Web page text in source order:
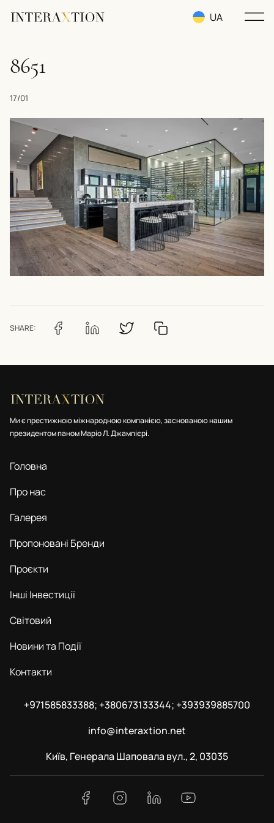
UA
8651
17/01
SHARE:
Ми є престижною міжнародною компанією, заснованою нашим
президентом паном Маріо Л. Джампієрі.
Головна
Про нас
Галерея
Пропоновані Бренди
Проєкти
Інші Інвестиції
Світовий
Новини та Події
Контакти
+971585833388; +380673133344; +393939885700
info@interaxtion.net
Київ, Генерала Шаповала вул., 2, 03035